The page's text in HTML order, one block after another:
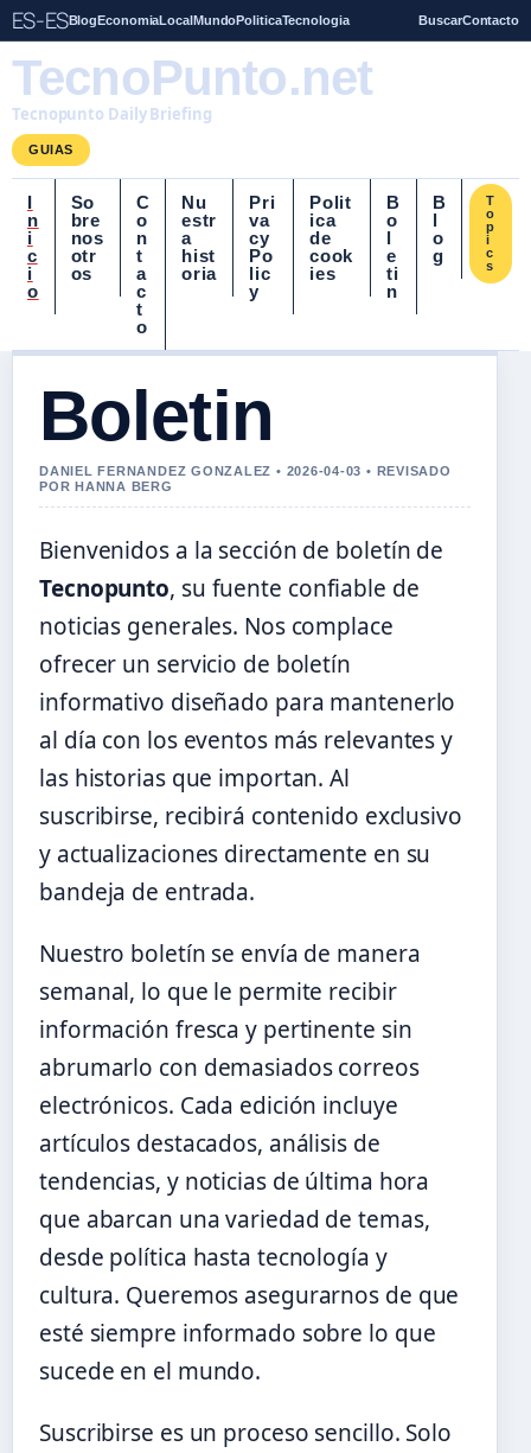
ES-ESBlogEconomiaLocalMundoPoliticaTecnologia BuscarContacto
TecnoPunto.net
Tecnopunto Daily Briefing
GUIAS
I
n
i
c
i
o
So
bre
nos
otr
os
C
o
n
t
a
c
t
o
Nu
estr
a
hist
oria
Pri
va
cy
Po
lic
y
Polit
ica
de
cook
ies
B
o
l
e
ti
n
B
l
o
g
T
o
p
i
c
s
Boletin
DANIEL FERNANDEZ GONZALEZ • 2026-04-03 • REVISADO
POR HANNA BERG
Bienvenidos a la sección de boletín de
Tecnopunto, su fuente confiable de
noticias generales. Nos complace
ofrecer un servicio de boletín
informativo diseñado para mantenerlo
al día con los eventos más relevantes y
las historias que importan. Al
suscribirse, recibirá contenido exclusivo
y actualizaciones directamente en su
bandeja de entrada.
Nuestro boletín se envía de manera
semanal, lo que le permite recibir
información fresca y pertinente sin
abrumarlo con demasiados correos
electrónicos. Cada edición incluye
artículos destacados, análisis de
tendencias, y noticias de última hora
que abarcan una variedad de temas,
desde política hasta tecnología y
cultura. Queremos asegurarnos de que
esté siempre informado sobre lo que
sucede en el mundo.
Suscribirse es un proceso sencillo. Solo